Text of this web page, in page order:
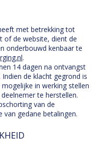
met betrekking tot
of de website, dient de
onderbouwd kenbaar te
.
14 dagen na ontvangst
de klacht gegrond is
in werking stellen
te herstellen.
van de
gedane betalingen.